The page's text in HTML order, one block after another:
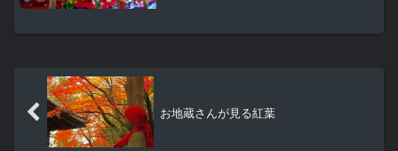
作）、マンサク科。田舎で咲く花のイメ
お地蔵さんが見る紅葉